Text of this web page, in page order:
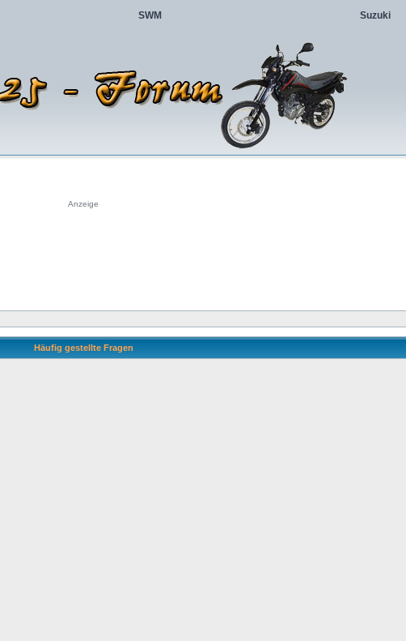
SWM Suzuki
Anzeige
Häufig gestellte Fragen